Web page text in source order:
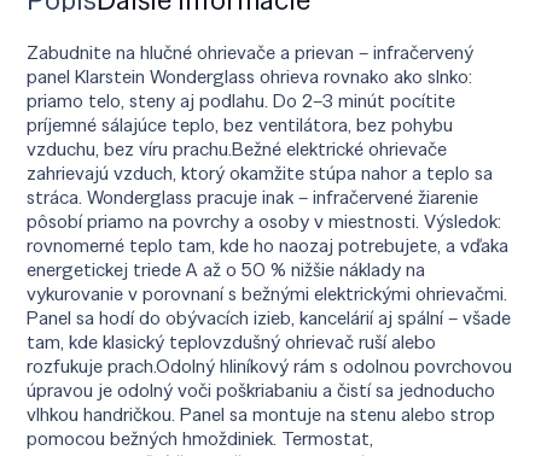
Zabudnite na hlučné ohrievače a prievan – infračervený
panel Klarstein Wonderglass ohrieva rovnako ako slnko:
priamo telo, steny aj podlahu. Do 2–3 minút pocítite
príjemné sálajúce teplo, bez ventilátora, bez pohybu
vzduchu, bez víru prachu.Bežné elektrické ohrievače
zahrievajú vzduch, ktorý okamžite stúpa nahor a teplo sa
stráca. Wonderglass pracuje inak – infračervené žiarenie
pôsobí priamo na povrchy a osoby v miestnosti. Výsledok:
rovnomerné teplo tam, kde ho naozaj potrebujete, a vďaka
energetickej triede A až o 50 % nižšie náklady na
vykurovanie v porovnaní s bežnými elektrickými ohrievačmi.
Panel sa hodí do obývacích izieb, kancelárií aj spální – všade
tam, kde klasický teplovzdušný ohrievač ruší alebo
rozfukuje prach.Odolný hliníkový rám s odolnou povrchovou
úpravou je odolný voči poškriabaniu a čistí sa jednoducho
vlhkou handričkou. Panel sa montuje na stenu alebo strop
pomocou bežných hmoždiniek. Termostat,